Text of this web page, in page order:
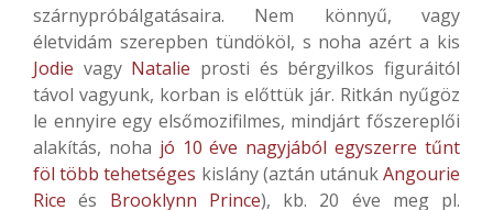
szárnypróbálgatásaira. Nem könnyű, vagy
életvidám szerepben tündököl, s noha azért a kis
Jodie vagy Natalie prosti és bérgyilkos figuráitól
távol vagyunk, korban is előttük jár. Ritkán nyűgöz
le ennyire egy elsőmozifilmes, mindjárt főszereplői
alakítás, noha jó 10 éve nagyjából egyszerre tűnt
föl több tehetséges kislány (aztán utánukAngourie
Rice és Brooklynn Prince), kb. 20 éve meg pl.